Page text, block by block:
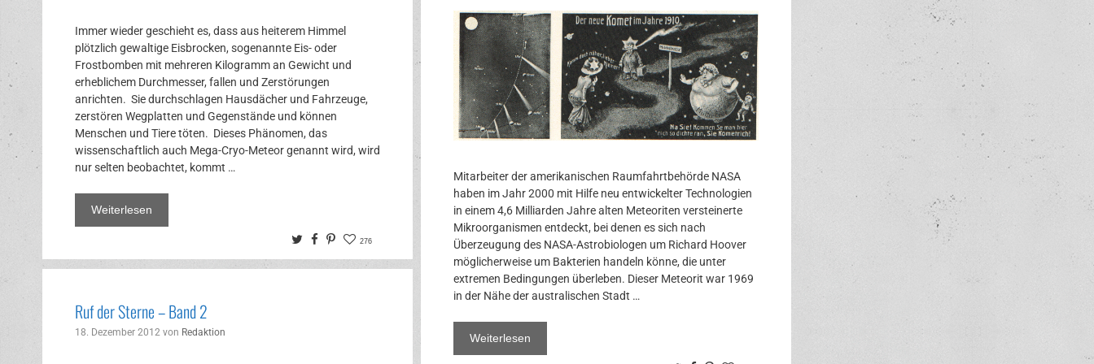
Immer wieder geschieht es, dass aus heiterem Himmel
plötzlich gewaltige Eisbrocken, sogenannte Eis- oder
Frostbomben mit mehreren Kilogramm an Gewicht und
erheblichem Durchmesser, fallen und Zerstörungen
anrichten. Sie durchschlagen Hausdächer und Fahrzeuge,
zerstören Wegplatten und Gegenstände und können
Menschen und Tiere töten. Dieses Phänomen, das
wissenschaftlich auch Mega-Cryo-Meteor genannt wird, wird
nur selten beobachtet, kommt …
Weiterlesen
TwitterFacebook
Pinterest
276
Mitarbeiter der amerikanischen Raumfahrtbehörde NASA
haben im Jahr 2000 mit Hilfe neu entwickelter Technologien
in einem 4,6 Milliarden Jahre alten Meteoriten versteinerte
Mikroorganismen entdeckt, bei denen es sich nach
Überzeugung des NASA-Astrobiologen um Richard Hoover
möglicherweise um Bakterien handeln könne, die unter
extremen Bedingungen überleben. Dieser Meteorit war 1969
in der Nähe der australischen Stadt …
Weiterlesen
Ruf der Sterne – Band 2
18. Dezember 2012 von Redaktion